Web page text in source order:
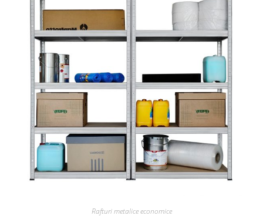
Rafturi metalice economice